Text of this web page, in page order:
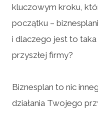
kluczowym kroku,
początku –
i dlaczego jest to
przyszłej firmy?
Biznesplan to nic
działania Twojego